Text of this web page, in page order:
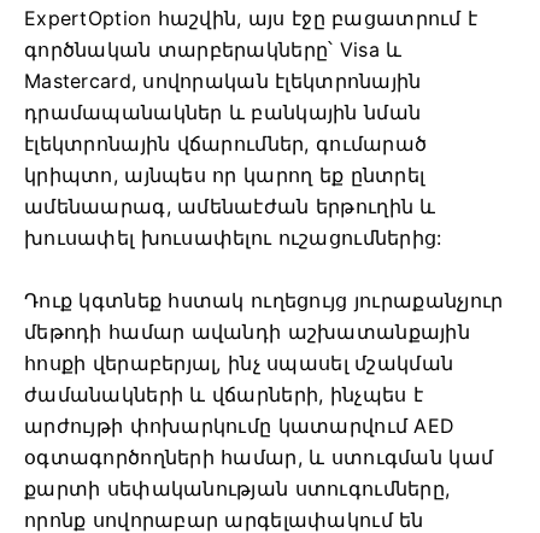
ExpertOption հաշվին, այս էջը բացատրում է
գործնական տարբերակները՝ Visa և
Mastercard, սովորական էլեկտրոնային
դրամապանակներ և բանկային նման
էլեկտրոնային վճարումներ, գումարած
կրիպտո, այնպես որ կարող եք ընտրել
ամենաարագ, ամենաէժան երթուղին և
խուսափել խուսափելու ուշացումներից:
Դուք կգտնեք հստակ ուղեցույց յուրաքանչյուր
մեթոդի համար ավանդի աշխատանքային
հոսքի վերաբերյալ, ինչ սպասել մշակման
ժամանակների և վճարների, ինչպես է
արժույթի փոխարկումը կատարվում AED
օգտագործողների համար, և ստուգման կամ
քարտի սեփականության ստուգումները,
որոնք սովորաբար արգելափակում են